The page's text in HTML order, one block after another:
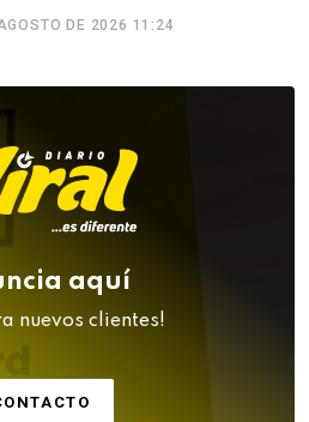
DE 2026 11:24
aquí
nuevos clientes!